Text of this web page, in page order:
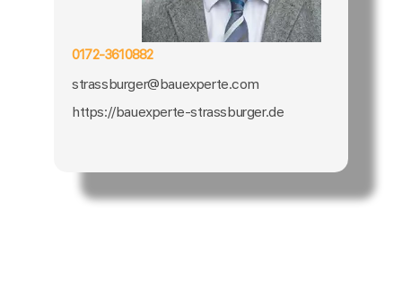
0172-3610882
strassburger@bauexperte.com
https://bauexperte-strassburger.de